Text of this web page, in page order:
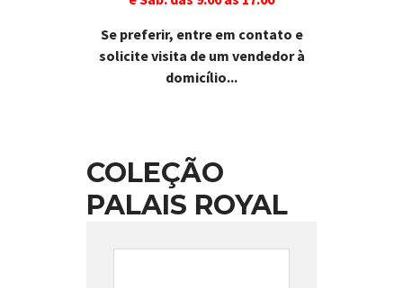
Se preferir, entre em contato e
solicite visita de um vendedor à
domicílio...
COLEÇÃO
PALAIS ROYAL